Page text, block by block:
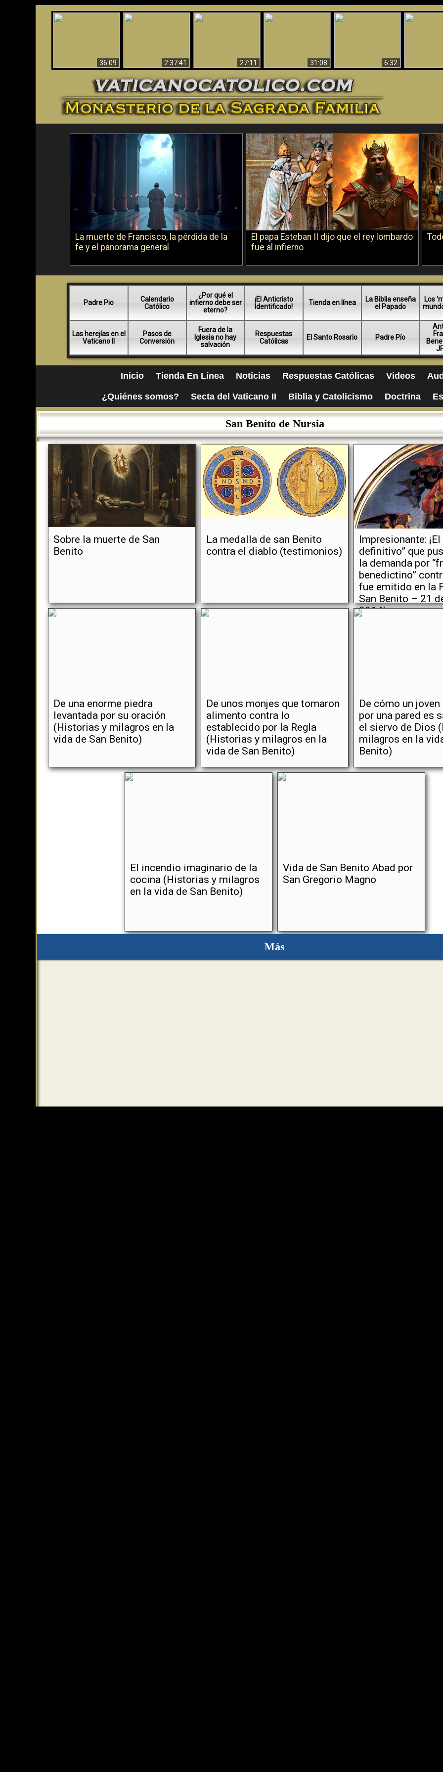
36:09
2:37:41
27:11
31:08 6:32
La muerte de Francisco, la pérdida de la
fe y el panorama general
El papa Esteban II dijo que el rey lombardo
fue al infierno
Padre Pio
Calendario
Católico
¿Por qué el
infierno debe ser
eterno?
¡El Anticristo
Identificado!
Tienda en línea
La Biblia enseña
el Papado
Los
Las herejías en el
Vaticano II
Pasos de
Conversión
Fuera de la
Iglesia no hay
salvación
Respuestas
Católicas
El Santo Rosario Padre Pío
Inicio Tienda En Línea Noticias Respuestas Católicas Videos
¿Quiénes somos? Secta del Vaticano II Biblia y Catolicismo Doctrina
San Benito de Nursia
Sobre la muerte de San
Benito
La medalla de san Benito
contra el diablo (testimonios)
Impresionante:
definitivo” que
la demanda por
benedictino”
fue emitido en la
San Benito – 21
2014!
De una enorme piedra
levantada por su oración
(Historias y milagros en la
vida de San Benito)
De unos monjes que tomaron
alimento contra lo
establecido por la Regla
(Historias y milagros en la
vida de San Benito)
De cómo un
por una pared es
el siervo de Dios
milagros en la
Benito)
El incendio imaginario de la
cocina (Historias y milagros
en la vida de San Benito)
Vida de San Benito Abad por
San Gregorio Magno
Más